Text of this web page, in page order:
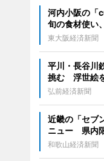
河内小阪の
旬の食材使い
東大阪経済新聞
平川・長谷川
挑む 浮世絵
弘前経済新聞
近畿の「セブ
ニュー 県内
和歌山経済新聞